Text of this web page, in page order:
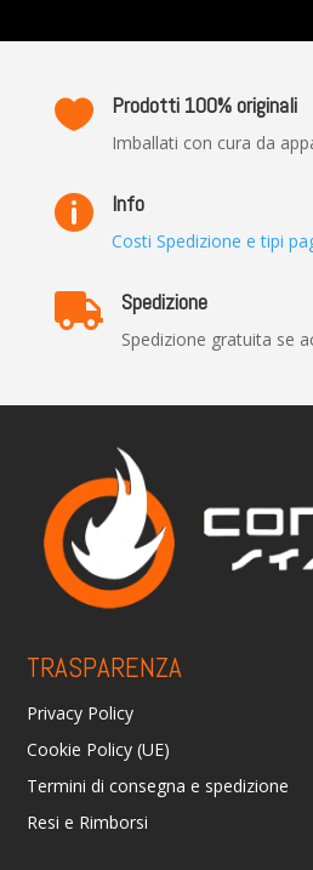
 Prodotti 100% originali
Imballati con cura da
 Info
Costi Spedizione e tipi
 Spedizione
Spedizione gratuita se
TRASPARENZA
Privacy Policy
Cookie Policy (UE)
Termini di consegna e spedizione
Resi e Rimborsi